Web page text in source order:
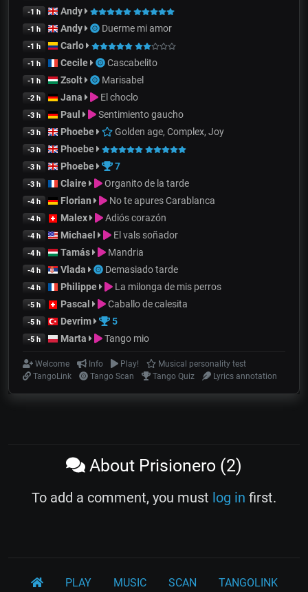
-1 h Andy
-1 h Andy Duerme mi amor
-1 h Carlo
-1 h Cecile Cascabelito
-1 h Zsolt Marisabel
-2 h Jana El choclo
-3 h Paul Sentimiento gaucho
-3 h Phoebe Golden age, Complex, Joy
-3 h Phoebe
-3 h Phoebe 7
-3 h Claire Organito de la tarde
-4 h Florian No te apures Carablanca
-4 h Malex Adiós corazón
-4 h Michael El vals soñador
-4 h Tamás Mandria
-4 h Vlada Demasiado tarde
-4 h Philippe La milonga de mis perros
-5 h Pascal Caballo de calesita
-5 h Devrim 5
-5 h Marta Tango mio
Welcome Info Play!
Musical personality test
TangoLink
Tango Scan Tango Quiz Lyrics annotation
About Prisionero (2)
To add a comment, you must log in first.
PLAY MUSIC SCAN TANGOLINK